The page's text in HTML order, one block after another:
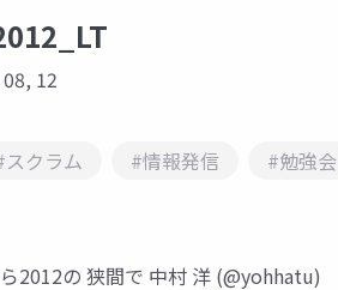
12
スクラム #情報発信 #勉強会
2012の 狭間で 中村 洋 (@yohhatu)